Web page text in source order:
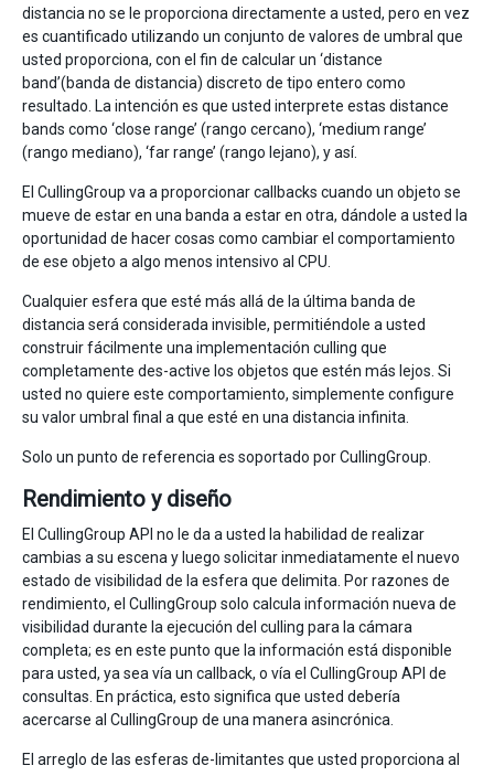
distancia no se le proporciona directamente a usted, pero en vez
es cuantificado utilizando un conjunto de valores de umbral que
usted proporciona, con el fin de calcular un ‘distance
band’(banda de distancia) discreto de tipo entero como
resultado. La intención es que usted interprete estas distance
bands como ‘close range’ (rango cercano), ‘medium range’
(rango mediano), ‘far range’ (rango lejano), y así.
El CullingGroup va a proporcionar callbacks cuando un objeto se
mueve de estar en una banda a estar en otra, dándole a usted la
oportunidad de hacer cosas como cambiar el comportamiento
de ese objeto a algo menos intensivo al CPU.
Cualquier esfera que esté más allá de la última banda de
distancia será considerada invisible, permitiéndole a usted
construir fácilmente una implementación culling que
completamente des-active los objetos que estén más lejos. Si
usted no quiere este comportamiento, simplemente configure
su valor umbral final a que esté en una distancia infinita.
Solo un punto de referencia es soportado por CullingGroup.
Rendimiento y diseño
El CullingGroup API no le da a usted la habilidad de realizar
cambias a su escena y luego solicitar inmediatamente el nuevo
estado de visibilidad de la esfera que delimita. Por razones de
rendimiento, el CullingGroup solo calcula información nueva de
visibilidad durante la ejecución del culling para la cámara
completa; es en este punto que la información está disponible
para usted, ya sea vía un callback, o vía el CullingGroup API de
consultas. En práctica, esto significa que usted debería
acercarse al CullingGroup de una manera asincrónica.
El arreglo de las esferas de-limitantes que usted proporciona al